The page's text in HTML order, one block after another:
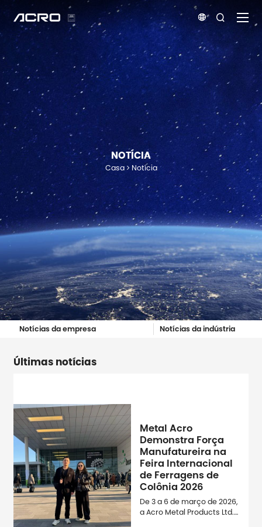
 
NOTÍCIA
Casa Notícia
Notícias da empresa Notícias da indústria
Últimas notícias
Metal Acro
Demonstra Força
Manufatureira na
Feira Internacional
de Ferragens de
Colônia 2026
De 3 a 6 de março de 2026,
a Acro Metal Products Ltd.